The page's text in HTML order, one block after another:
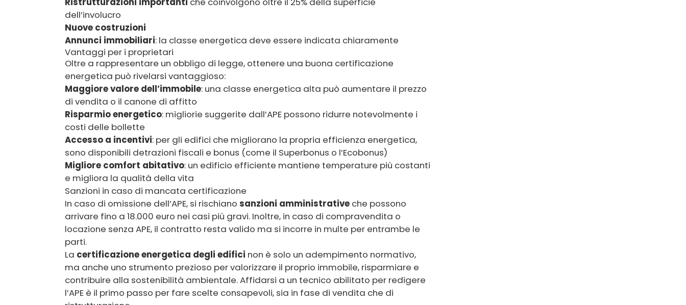
dell’involucro
Nuove costruzioni
Annunci immobiliari: la classe energetica deve essere indicata chiaramente
Vantaggi per i proprietari
Oltre a rappresentare un obbligo di legge, ottenere una buona certificazione
energetica può rivelarsi vantaggioso:
Maggiore valore dell’immobile: una classe energetica alta può aumentare il prezzo
di vendita o il canone di affitto
Risparmio energetico: migliorie suggerite dall’APE possono ridurre notevolmente i
costi delle bollette
Accesso a incentivi: per gli edifici che migliorano la propria efficienza energetica,
sono disponibili detrazioni fiscali e bonus (come il Superbonus o l’Ecobonus)
Migliore comfort abitativo: un edificio efficiente mantiene temperature più costanti
e migliora la qualità della vita
Sanzioni in caso di mancata certificazione
In caso di omissione dell’APE, si rischiano sanzioni amministrative che possono
arrivare fino a 18.000 euro nei casi più gravi. Inoltre, in caso di compravendita o
locazione senza APE, il contratto resta valido ma si incorre in multe per entrambe le
parti.
La certificazione energetica degli edifici non è solo un adempimento normativo,
ma anche uno strumento prezioso per valorizzare il proprio immobile, risparmiare e
contribuire alla sostenibilità ambientale. Affidarsi a un tecnico abilitato per redigere
l’APE è il primo passo per fare scelte consapevoli, sia in fase di vendita che di